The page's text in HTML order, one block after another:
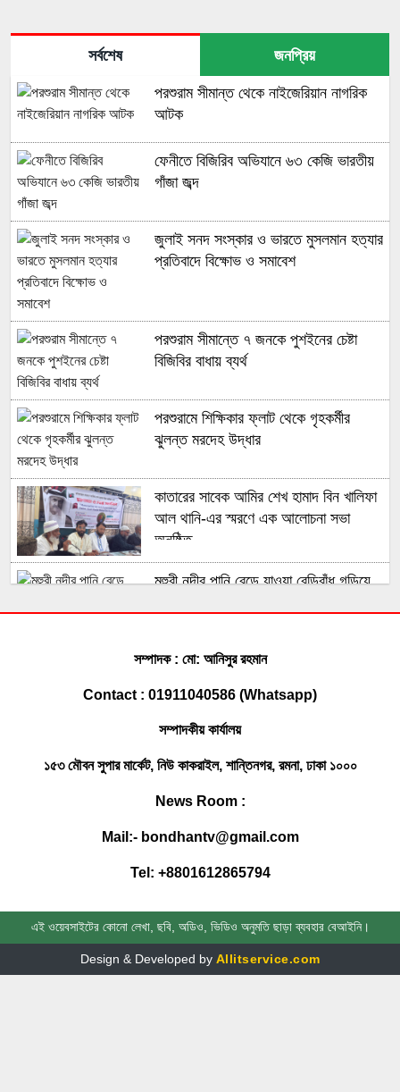
সর্বশেষ জনপ্রিয়
পরশুরাম সীমান্ত থেকে নাইজেরিয়ান নাগরিক
আটক
ফেনীতে বিজিরিব অভিযানে ৬৩ কেজি ভারতীয়
গাঁজা জব্দ
জুলাই সনদ সংস্কার ও ভারতে মুসলমান হত্যার
প্রতিবাদে বিক্ষোভ ও সমাবেশ
পরশুরাম সীমান্তে ৭ জনকে পুশইনের চেষ্টা
বিজিবির বাধায় ব্যর্থ
পরশুরামে শিক্ষিকার ফ্লাট থেকে গৃহকর্মীর
ঝুলন্ত মরদেহ উদ্ধার
কাতারের সাবেক আমির শেখ হামাদ বিন খালিফা
আল থানি-এর স্মরণে এক আলোচনা সভা
অনুষ্ঠিত
মুহুরী নদীর পানি বেড়ে যাওয়া বেড়িবাঁধ গড়িয়ে
ফেনী সীমান্তে কোটি টাকার ভারতীয় চোরাই
সোনাগাজীতে মাছবোঝাই পিকআপ ছিনতাই,
পুলিশী অভিযানে উদ্ধার
উদ্ধার
সোনাগাজীতে সাবেক রাস্ট্রপতি জিয়াউর
রহমানের ৪৭ তম মৃত্যুবার্ষিকী পালিত
সম্পাদক : মো: আনিসুর রহমান
Contact : 01911040586 (Whatsapp)
সম্পাদকীয় কার্যালয়
১৫৩ মৌবন সুপার মার্কেট, নিউ কাকরাইল, শান্তিনগর, রমনা, ঢাকা ১০০০
News Room :
Mail:- bondhantv@gmail.com
Tel: +8801612865794
এই ওয়েবসাইটের কোনো লেখা, ছবি, অডিও, ভিডিও অনুমতি ছাড়া ব্যবহার বেআইনি।
Design & Developed by Allitservice.com